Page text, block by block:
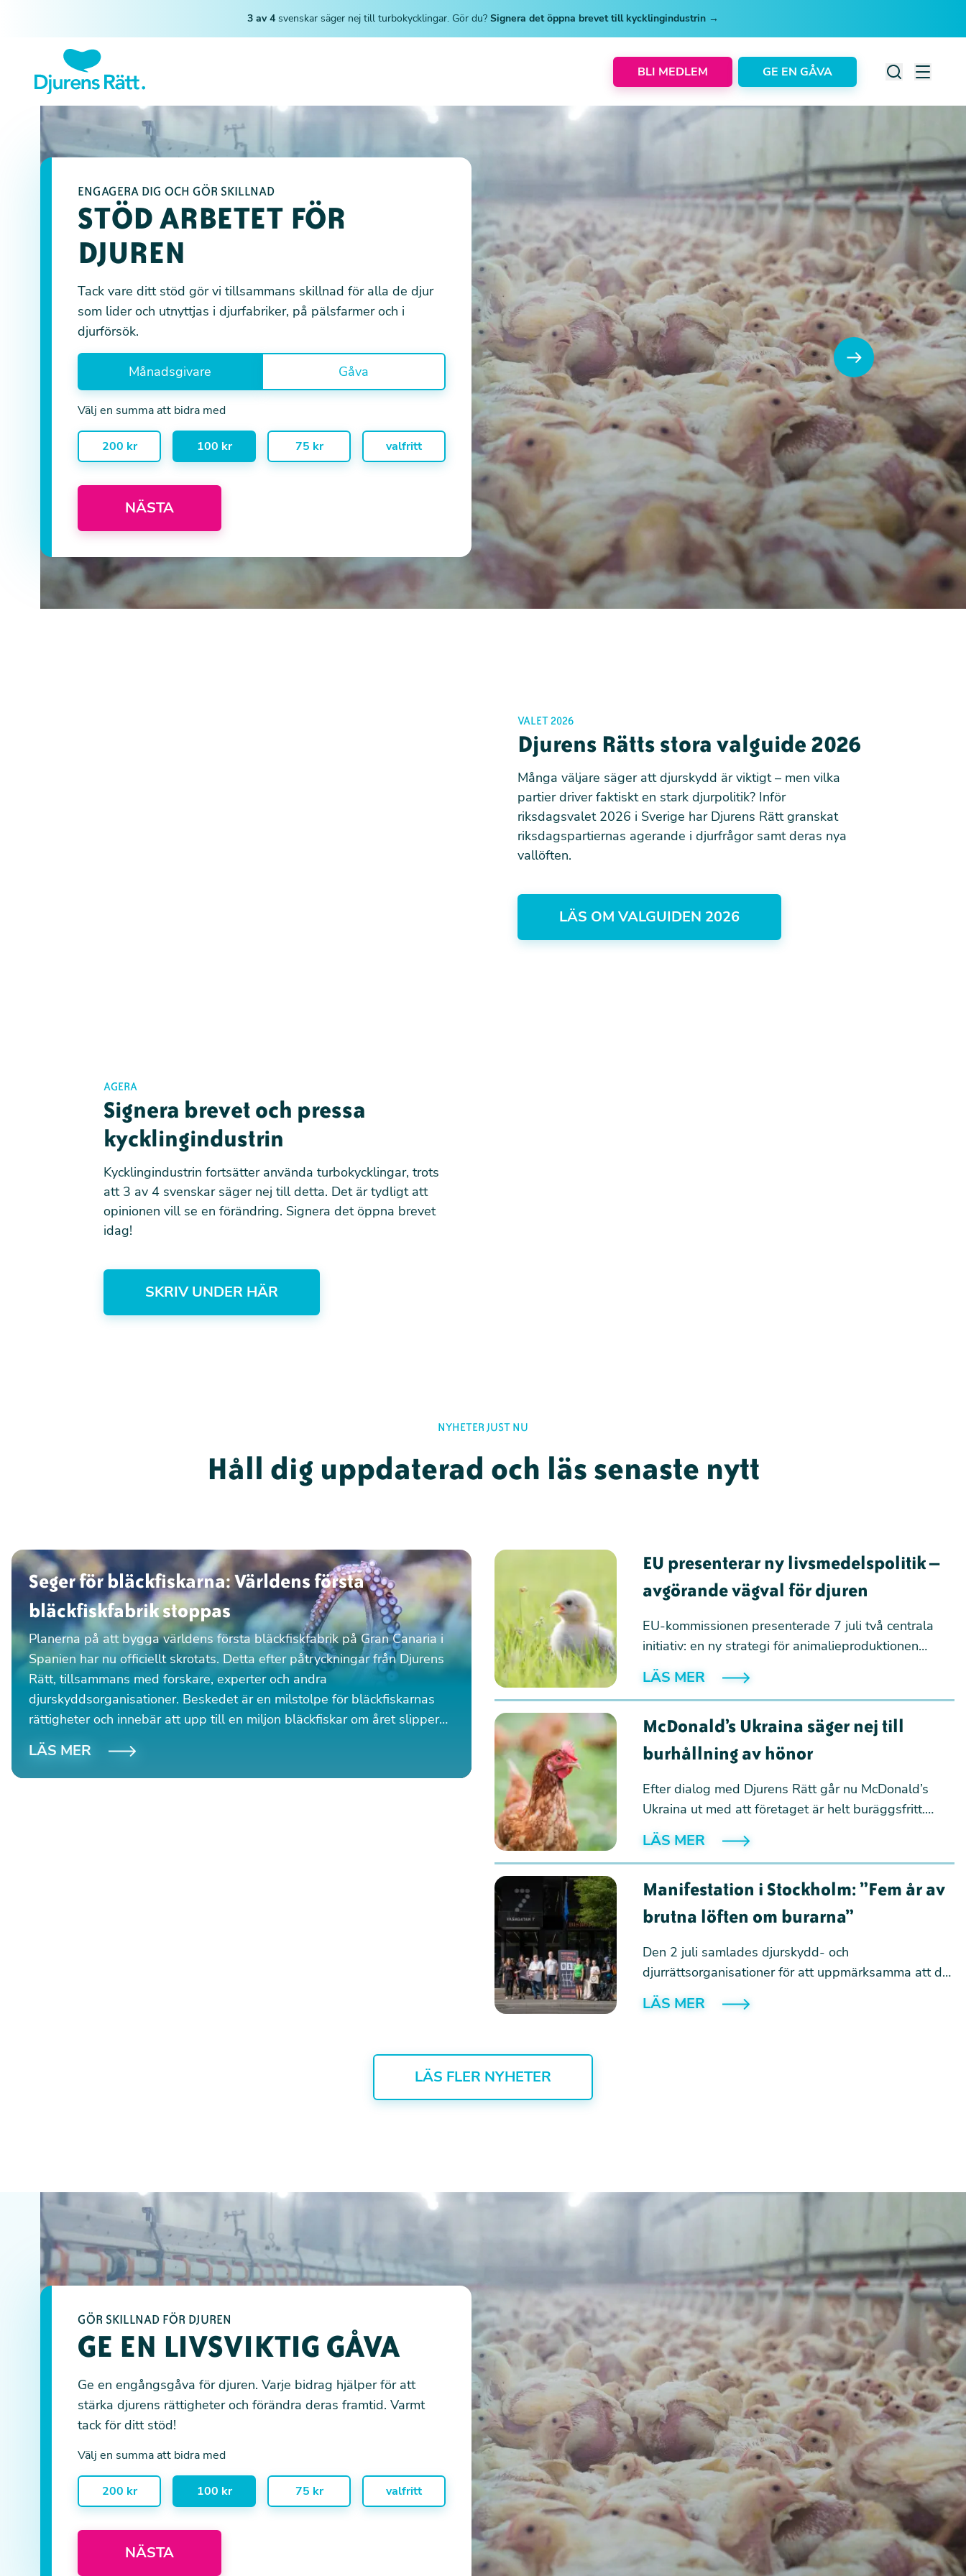
3 av 4 svenskar säger nej till turbokycklingar. Gör du? Signera det öppna brevet till kycklingindustrin →
BLI MEDLEM GE EN GÅVA
ENGAGERA DIG OCH GÖR SKILLNAD
STÖD ARBETET FÖR
DJUREN
Tack vare ditt stöd gör vi tillsammans skillnad för alla de djur
som lider och utnyttjas i djurfabriker, på pälsfarmer och i
djurförsök.
Månadsgivare Gåva
Välj en summa att bidra med
200 kr 100 kr 75 kr valfritt
NÄSTA
VALET 2026
Djurens Rätts stora valguide 2026
Många väljare säger att djurskydd är viktigt – men vilka
partier driver faktiskt en stark djurpolitik? Inför
riksdagsvalet 2026 i Sverige har Djurens Rätt granskat
riksdagspartiernas agerande i djurfrågor samt deras nya
vallöften.
LÄS OM VALGUIDEN 2026
AGERA
Signera brevet och pressa
kycklingindustrin
Kycklingindustrin fortsätter använda turbokycklingar, trots
att 3 av 4 svenskar säger nej till detta. Det är tydligt att
opinionen vill se en förändring. Signera det öppna brevet
idag!
SKRIV UNDER HÄR
NYHETER JUST NU
Håll dig uppdaterad och läs senaste nytt
Seger för bläckfiskarna: Världens första
bläckfiskfabrik stoppas
Planerna på att bygga världens första bläckfiskfabrik på Gran Canaria i
Spanien har nu officiellt skrotats. Detta efter påtryckningar från Djurens
Rätt, tillsammans med forskare, experter och andra
djurskyddsorganisationer. Beskedet är en milstolpe för bläckfiskarnas
rättigheter och innebär att upp till en miljon bläckfiskar om året slipper
födas upp och dödas i industriell produktion.
LÄS MER
EU presenterar ny livsmedelspolitik –
avgörande vägval för djuren
EU-kommissionen presenterade 7 juli två centrala
initiativ: en ny strategi för animalieproduktionen
(“livestock strategy”) och en handlingsplan för
protein (“protein action plan”). Tillsammans sätter de
riktningen för framtidens livsmedelssystem i Europa
– med stora konsekvenser för djur, klimat och hur vår
mat produceras.
LÄS MER
McDonald’s Ukraina säger nej till
burhållning av hönor
Efter dialog med Djurens Rätt går nu McDonald’s
Ukraina ut med att företaget är helt buräggsfritt.
Policyn omfattar samtliga 120 restauranger i landet
och är en viktig milstolpe för hönorna i Ukraina, där
omkring 98 procent av de äggläggande hönorna
fortfarande tvingas leva i burar.
LÄS MER
Manifestation i Stockholm: ”Fem år av
brutna löften om burarna”
Den 2 juli samlades djurskydd- och
djurrättsorganisationer för att uppmärksamma att det
gått fem år sedan EU-kommissionen lovade att fasa
ut burar i djurhållningen. Budskapet var tydligt: nu
LÄS MER
LÄS FLER NYHETER
GÖR SKILLNAD FÖR DJUREN
GE EN LIVSVIKTIG GÅVA
Ge en engångsgåva för djuren. Varje bidrag hjälper för att
stärka djurens rättigheter och förändra deras framtid. Varmt
tack för ditt stöd!
Välj en summa att bidra med
200 kr 100 kr 75 kr valfritt
NÄSTA